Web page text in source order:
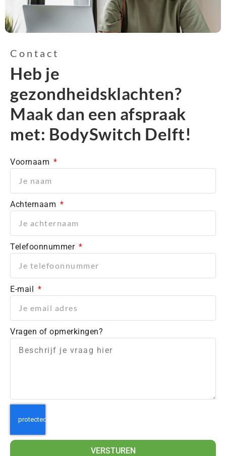
Contact
Heb je
gezondheidsklachten?
Maak dan een afspraak
met: BodySwitch Delft!
Voornaam
Achternaam
Telefoonnummer
E-mail
Vragen of opmerkingen?
VERSTUREN